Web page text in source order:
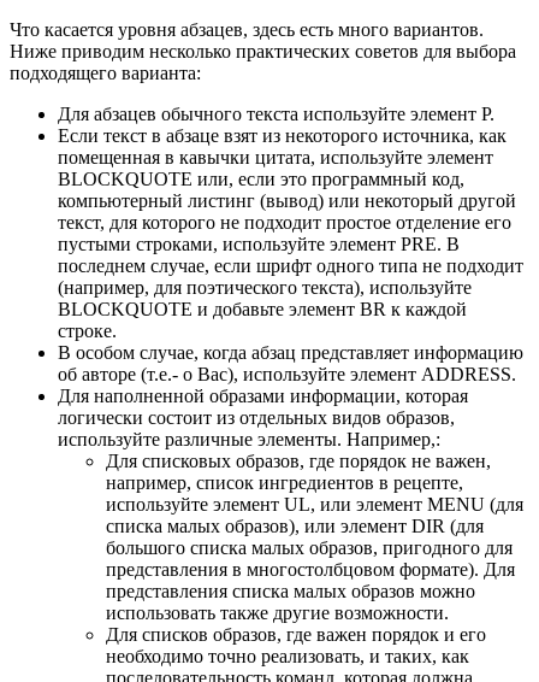
Что касается уровня абзацев, здесь есть много вариантов.
Ниже приводим несколько практических советов для выбора
подходящего варианта:
Для абзацев обычного текста используйте элемент P.
Если текст в абзаце взят из некоторого источника, как
помещенная в кавычки цитата, используйте элемент
BLOCKQUOTE или, если это программный код,
компьютерный листинг (вывод) или некоторый другой
текст, для которого не подходит простое отделение его
пустыми строками, используйте элемент PRE. В
последнем случае, если шрифт одного типа не подходит
(например, для поэтического текста), используйте
BLOCKQUOTE и добавьте элемент BR к каждой
строке.
В особом случае, когда абзац представляет информацию
об авторе (т.е.- о Вас), используйте элемент ADDRESS.
Для наполненной образами информации, которая
логически состоит из отдельных видов образов,
используйте различные элементы. Например,:
Для спиcковых образов, где порядок не важен,
например, список ингредиентов в рецепте,
используйте элемент UL, или элемент MENU (для
списка малых образов), или элемент DIR (для
большого списка малых образов, пригодного для
представления в многостолбцовом формате). Для
представления списка малых образов можно
использовать также другие возможности.
Для списков образов, где важен порядок и его
необходимо точно реализовать, и таких, как
последовательность команд, которая должна